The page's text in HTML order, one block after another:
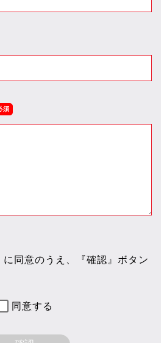
に同意のうえ、『確認』ボタン
同意する